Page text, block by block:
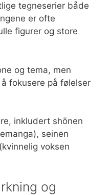
tegneserier både
er ofte
figurer og store
og tema, men
fokusere på følelser
inkludert shōnen
seinen
voksen
og